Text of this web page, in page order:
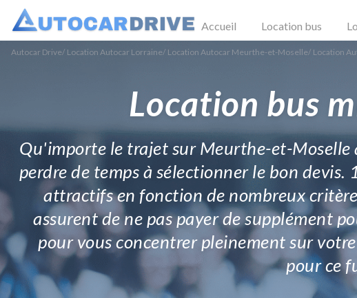
Accueil Location bus
Autocar Drive/ Location Autocar Lorraine/ Location Autocar Meurthe-et-Moselle/ Location
Location bus
Qu'importe le trajet sur Meurthe-et-Moselle
perdre de temps à sélectionner le bon
attractifs en fonction de nombreux
assurent de ne pas payer de supplément
pour vous concentrer pleinement sur
pour ce